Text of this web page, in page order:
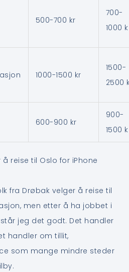
500-700 kr
700-
1000
1000-1500 kr
1500-
2500
600-900 kr
900-
1500
reise til Oslo for iPhone
fra Drøbak velger å reise til
men etter å ha jobbet i
jeg det godt. Det handler
handler om tillit,
som mange mindre steder